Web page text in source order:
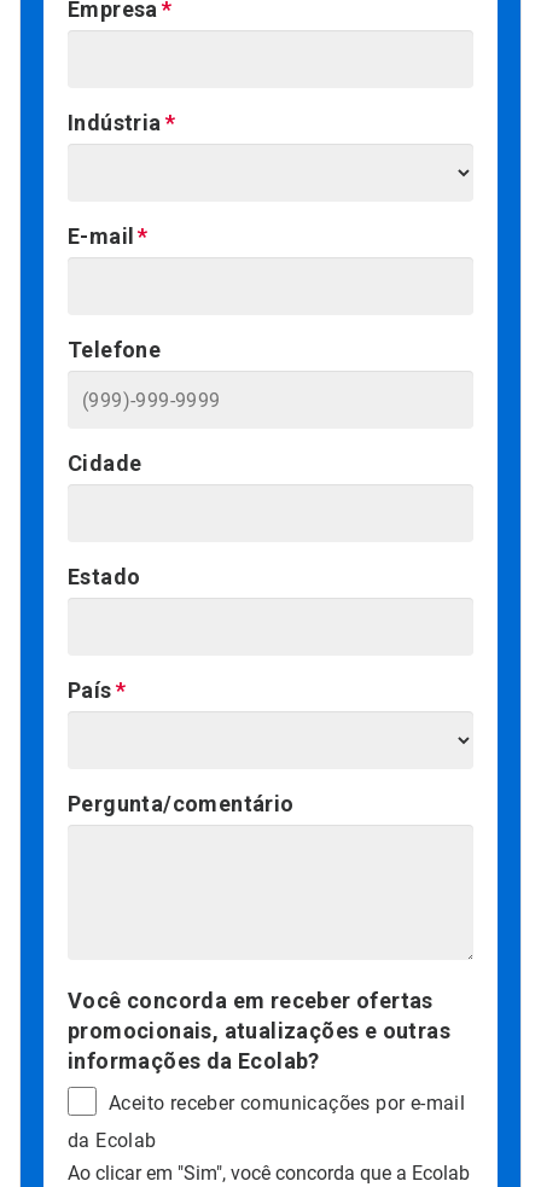
Empresa
Indústria
E-mail
Telefone
Cidade
Estado
País
Pergunta/comentário
Você concorda em receber ofertas
promocionais, atualizações e outras
informações da Ecolab?
Aceito receber comunicações por e-mail
da Ecolab
Ao clicar em "Sim", você concorda que a Ecolab